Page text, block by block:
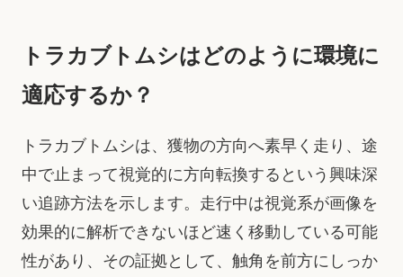
トラカブトムシはどのように環境に
適応するか？
トラカブトムシは、獲物の方向へ素早く走り、途
中で止まって視覚的に方向転換するという興味深
い追跡方法を示します。走行中は視覚系が画像を
効果的に解析できないほど速く移動している可能
性があり、その証拠として、触角を前方にしっか